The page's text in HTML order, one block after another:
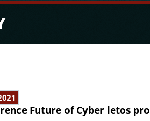
Future of Cyber letos